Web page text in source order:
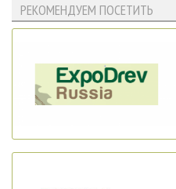
РЕКОМЕНДУЕМ ПОСЕТИТЬ